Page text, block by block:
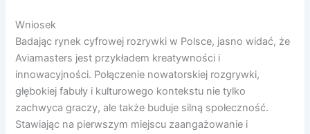
Wniosek
Badając rynek cyfrowej rozrywki w Polsce, jasno widać, że
Aviamasters jest przykładem kreatywności i
innowacyjności. Połączenie nowatorskiej rozgrywki,
głębokiej fabuły i kulturowego kontekstu nie tylko
zachwyca graczy, ale także buduje silną społeczność.
Stawiając na pierwszym miejscu zaangażowanie i